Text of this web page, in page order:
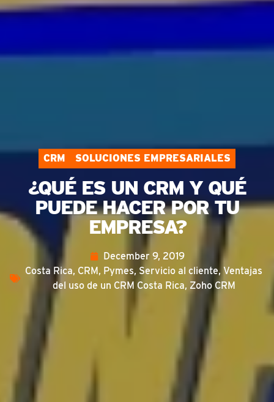
CRM SOLUCIONES EMPRESARIALES
¿QUÉ ES UN CRM Y QUÉ
PUEDE HACER POR TU
EMPRESA?
December 9, 2019
Costa Rica, CRM , Pymes, Servicio al cliente, Ventajas
del uso de un CRM Costa Rica, Zoho CRM